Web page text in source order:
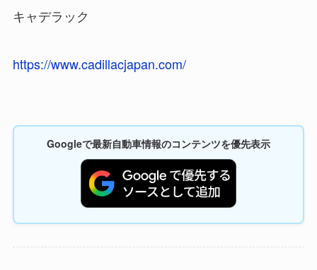
キャデラック
https://www.cadillacjapan.com/
Googleで最新自動車情報のコンテンツを優先表示